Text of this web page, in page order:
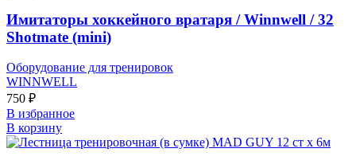
Имитаторы хоккейного вратаря / Winnwell / 32
Shotmate (mini)
Оборудование для тренировок
WINNWELL
750 ₽
В избранное
В корзину